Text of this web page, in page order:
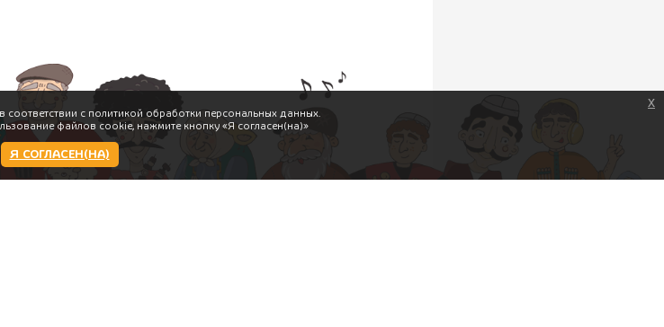
соответствии с политикой обработки персональных данных.
файлов cookie, нажмите кнопку «Я согласен(на)»
Я СОГЛАСЕН(НА)
x